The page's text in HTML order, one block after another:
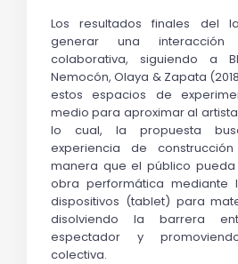
Los resultados finales del
generar una interacción
colaborativa, siguiendo a
Nemocón, Olaya & Zapata
estos espacios de
medio para aproximar al
lo cual, la propuesta
experiencia de
manera que el público
obra performática mediante
dispositivos (tablet) para
disolviendo la barrera
espectador y
colectiva.